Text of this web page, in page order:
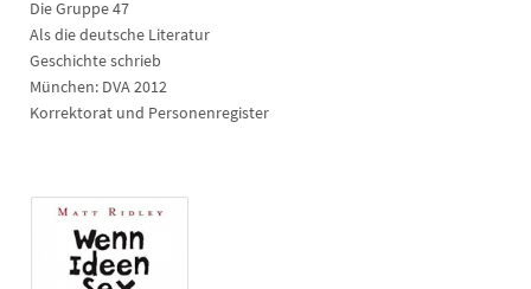
Die Gruppe 47
Als die deutsche Literatur
Geschichte schrieb
München: DVA 2012
Korrektorat und Personenregister